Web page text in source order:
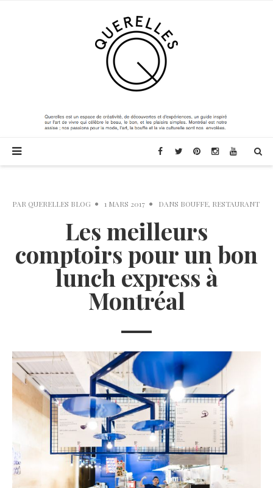
PAR QUERELLES BLOG 1 MARS 2017 DANS BOUFFE, RESTAURANT
Les meilleurs
comptoirs pour un bon
lunch express à
Montréal